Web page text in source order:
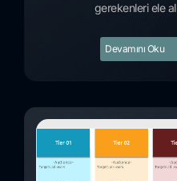
gerekenleri ele
Devamını Oku